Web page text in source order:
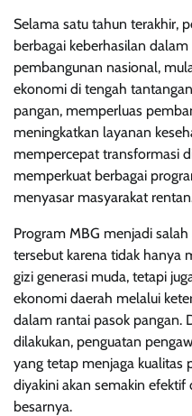
Selama satu tahun terakhir,
berbagai keberhasilan
pembangunan nasional,
ekonomi di tengah
pangan, memperluas
meningkatkan layanan
mempercepat transformasi
memperkuat berbagai
menyasar masyarakat
Program MBG menjadi
tersebut karena tidak hanya
gizi generasi muda, tetapi
ekonomi daerah melalui
dalam rantai pasok pangan.
dilakukan, penguatan
yang tetap menjaga kualitas
diyakini akan semakin
besarnya.